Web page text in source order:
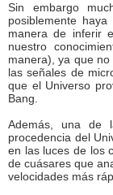
Sin embargo
posiblemente
manera de inferir
nuestro
manera), ya que
las señales de
que el Universo
Bang.
Además, una de
procedencia del
en las luces de los
de cuásares que
velocidades más